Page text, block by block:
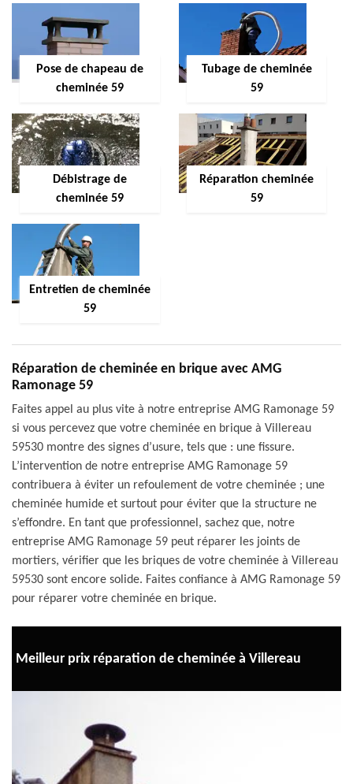
Pose de chapeau de
cheminée 59
Tubage de cheminée
59
Débistrage de
cheminée 59
Réparation cheminée
59
Entretien de cheminée
59
Réparation de cheminée en brique avec AMG
Ramonage 59
Faites appel au plus vite à notre entreprise AMG Ramonage 59
si vous percevez que votre cheminée en brique à Villereau
59530 montre des signes d’usure, tels que : une fissure.
L’intervention de notre entreprise AMG Ramonage 59
contribuera à éviter un refoulement de votre cheminée ; une
cheminée humide et surtout pour éviter que la structure ne
s’effondre. En tant que professionnel, sachez que, notre
entreprise AMG Ramonage 59 peut réparer les joints de
mortiers, vérifier que les briques de votre cheminée à Villereau
59530 sont encore solide. Faites confiance à AMG Ramonage 59
pour réparer votre cheminée en brique.
Meilleur prix réparation de cheminée à Villereau